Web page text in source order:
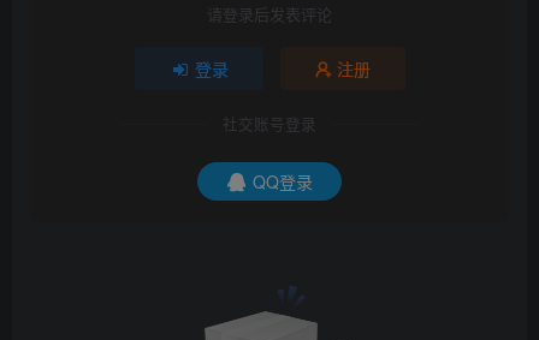
请登录后发表评论
登录 注册
社交账号登录
QQ登录